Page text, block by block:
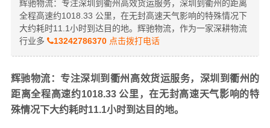
辉驰物流：专注深圳到衢州高效货运服务，深圳到衢州的距离
全程高速约1018.33 公里，在无封高速天气影响的特殊情况下
大约耗时11.1小时到达目的地。辉驰物流，作为一家深耕物流
行业多
13242786370点击拨打电话
辉驰物流：专注深圳到衢州高效货运服务，深圳到衢州的
距离全程高速约1018.33 公里，在无封高速天气影响的特
殊情况下大约耗时11.1小时到达目的地。